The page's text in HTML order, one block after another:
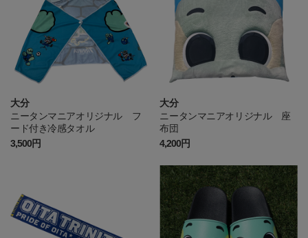
大分
ニータンマニアオリジナル フ
ード付き冷感タオル
3,500円
大分
ニータンマニアオリジナル 座
布団
4,200円